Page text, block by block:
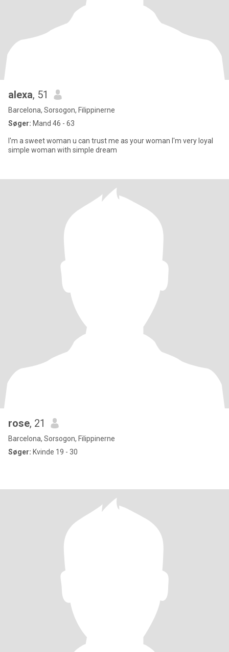
alexa, 51
Barcelona, Sorsogon, Filippinerne
Søger: Mand 46 - 63
I'm a sweet woman u can trust me as your woman I'm very loyal
simple woman with simple dream
rose, 21
Barcelona, Sorsogon, Filippinerne
Søger: Kvinde 19 - 30